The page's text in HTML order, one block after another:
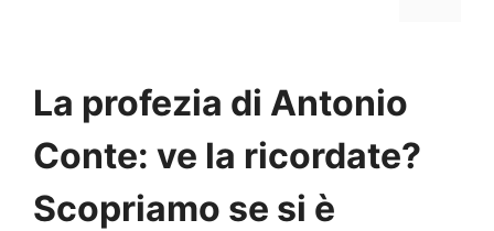
La profezia di Antonio
Conte: ve la ricordate?
Scopriamo se si è